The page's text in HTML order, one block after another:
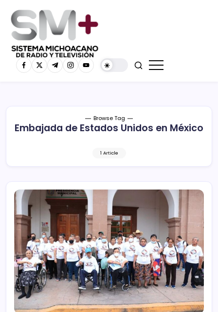
Browse Tag
Embajada de Estados Unidos en México
1 Article